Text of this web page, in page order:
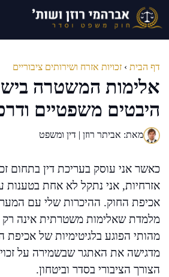
לדלג
לתוכן
דף הבית › זכויות אזרח ושירותים ציבוריים
אלימות המשטרה
היבטים משפטיים
מאת: אביתר רוזן | דין ומשפט
כאשר אני עוסק בעריכת דין בתחום
אזרחיות, אני נתקל לא אחת בטענות
אכיפת החוק. ההיכרות שלי עם
מלמדת שאלימות משטרתית אינה רק
מהותי הפוגע בלגיטימיות של אכיפת
מדגישה את האתגר שבשמירה על
הצורך הציבורי בסדר וביטחון.